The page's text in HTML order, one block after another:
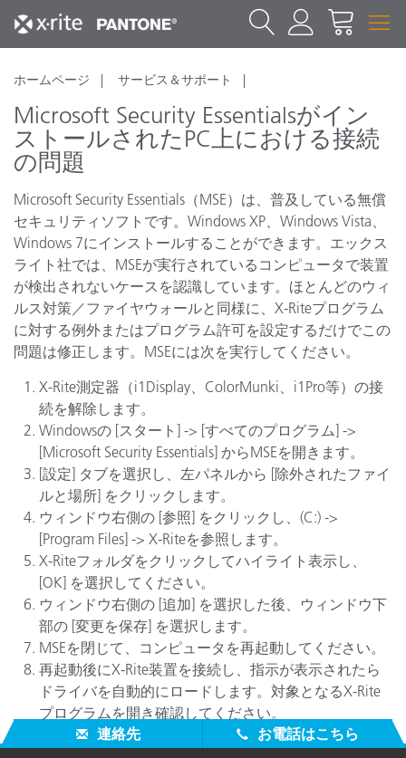
ホームページ サービス＆サポート
Microsoft Security Essentialsがイン
ストールされたPC上における接続
の問題
Microsoft Security Essentials（MSE）は、普及している無償
セキュリティソフトです。Windows XP、Windows Vista、
Windows 7にインストールすることができます。エックス
ライト社では、MSEが実行されているコンピュータで装置
が検出されないケースを認識しています。ほとんどのウィ
ルス対策／ファイヤウォールと同様に、X-Riteプログラム
に対する例外またはプログラム許可を設定するだけでこの
問題は修正します。MSEには次を実行してください。
X-Rite測定器（i1Display、ColorMunki、i1Pro等）の接
続を解除します。
Windowsの [スタート] -> [すべてのプログラム] ->
[Microsoft Security Essentials] からMSEを開きます。
[設定] タブを選択し、左パネルから [除外されたファイ
ルと場所] をクリックします。
ウィンドウ右側の [参照] をクリックし、(C:) ->
[Program Files] -> X-Riteを参照します。
X-Riteフォルダをクリックしてハイライト表示し、
[OK] を選択してください。
ウィンドウ右側の [追加] を選択した後、ウィンドウ下
部の [変更を保存] を選択します。
MSEを閉じて、コンピュータを再起動してください。
再起動後にX-Rite装置を接続し、指示が表示されたら
ドライバを自動的にロードします。対象となるX-Rite
プログラムを開き確認してください。
連絡先
お電話はこちら